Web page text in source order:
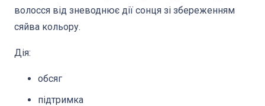
волосся від зневоднює дії сонця зі збереженням
сяйва кольору.
Дія:
обсяг
підтримка